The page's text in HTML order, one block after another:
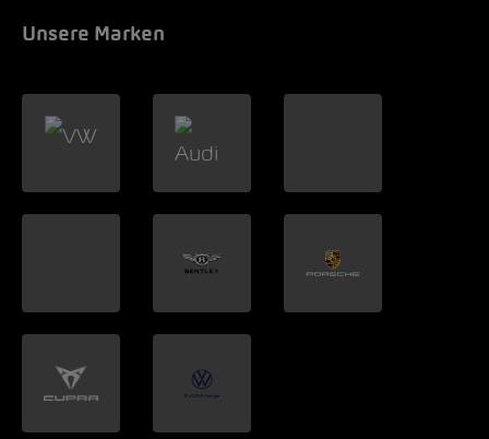
Unsere Marken